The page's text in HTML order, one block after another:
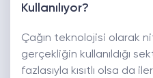
Kullanılıyor?
Çağın teknolojisi olarak
gerçekliğin kullanıldığı
fazlasıyla kısıtlı olsa da